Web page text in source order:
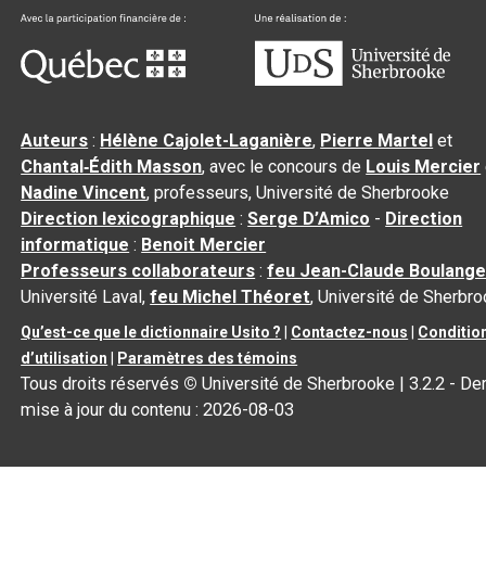
Auteurs : Hélène Cajolet-Laganière, Pierre Martel et
Chantal‑Édith Masson, avec le concours de Louis Mercier
Nadine Vincent, professeurs, Université de Sherbrooke
Direction lexicographique :Serge D’Amico - Direction
informatique : Benoit Mercier
Professeurs collaborateurs :feu Jean-Claude
Université Laval,feu Michel Théoret, Université de
Qu’est-ce que le dictionnaire Usito ? Contactez-nous
d’utilisation
Paramètres des témoins
Tous droits réservés © Université de Sherbrooke |3.2.2 -
mise à jour du contenu :2026-08-03